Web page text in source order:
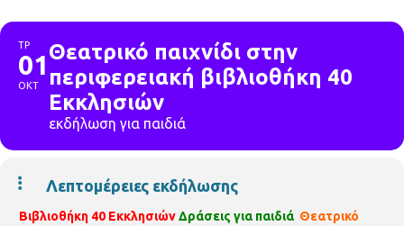
ΤΡ
01
ΟΚΤ
Θεατρικό παιχνίδι στην
περιφερειακή βιβλιοθήκη 40
Εκκλησιών
εκδήλωση για παιδιά
Λεπτομέρειες εκδήλωσης
Βιβλιοθήκη 40 ΕκκλησιώνΔράσεις για παιδιά Θεατρικό